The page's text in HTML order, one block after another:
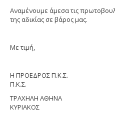
Αναμένουμε άμεσα τις
της αδικίας σε βάρος μας.
Με τιμή,
Η ΠΡΟΕΔΡΟΣ Π.Κ.Σ.
Π.Κ.Σ.
ΤΡΑΧΗΛΗ ΑΘΗΝΑ
ΚΥΡΙΑΚΟΣ